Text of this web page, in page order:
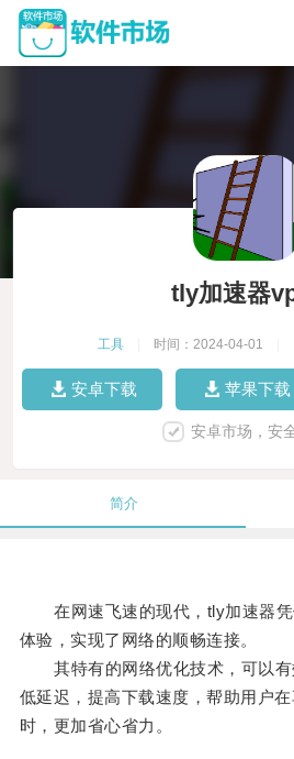
tly加速器
工具 时间：2024-04-01
安卓下载 苹果下载
安卓市场，安
简介
在网速飞速的现代，tly加速器凭
体验，实现了网络的顺畅连接。
其特有的网络优化技术，可以有
低延迟，提高下载速度，帮助用户
时，更加省心省力。